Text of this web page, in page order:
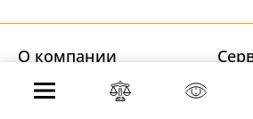
О компании
Контакты